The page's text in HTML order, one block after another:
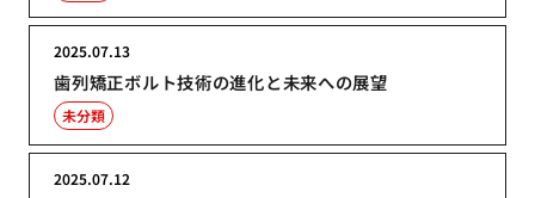
歯列矯正ボルト技術の進化と未来への展望
2025.07.13
未分類
2025.07.12